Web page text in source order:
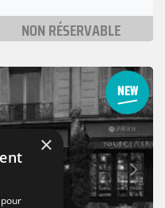
NON RÉSERVABLE
Suivant
×